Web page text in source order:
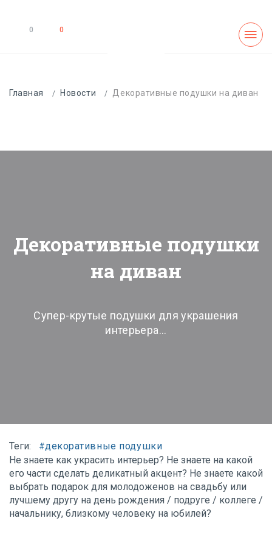
0 0
Главная Новости Декоративные подушки на диван
Декоративные подушки
на диван
Супер-крутые подушки для украшения
интерьера...
Теги: #декоративные подушки
Не знаете как украсить интерьер? Не знаете на какой
его части сделать деликатный акцент? Не знаете какой
выбрать подарок для молодоженов на свадьбу или
лучшему другу на день рождения / подруге / коллеге /
начальнику, близкому человеку на юбилей?